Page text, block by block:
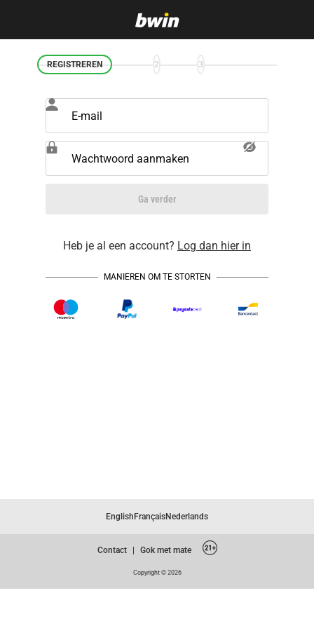
REGISTREREN 2 3
E-mail
Wachtwoord aanmaken
Ga verder
Heb je al een account? Log dan hier in
MANIEREN OM TE STORTEN
English FrançaisNederlands
Contact Gok met mate
Copyright © 2026